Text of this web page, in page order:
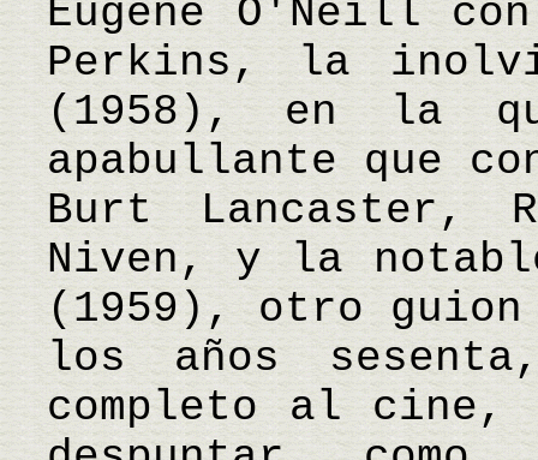
Eugene O'Neill
Perkins, la
(1958), en la
apabullante que
Burt Lancaster,
Niven, y la
(1959), otro guion
los años
completo al cine,